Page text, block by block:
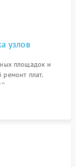
узлов
площадок и
плат.
зеркал и тракта
пыли.